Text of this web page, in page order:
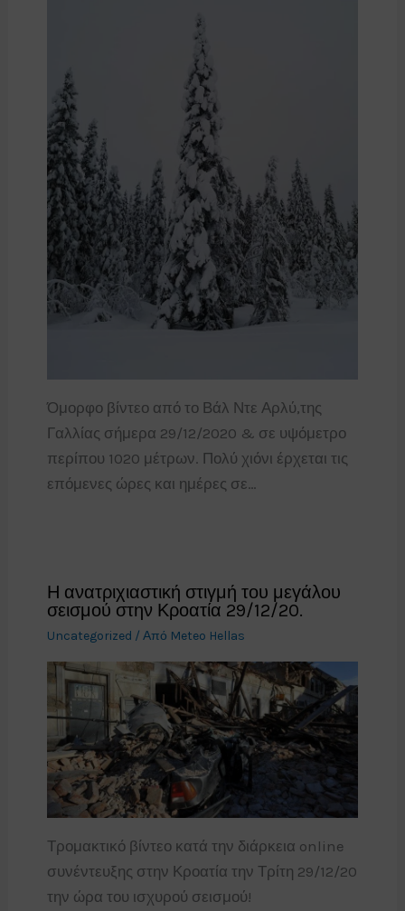
Όμορφο βίντεο από το Βάλ Ντε Αρλύ,της
Γαλλίας σήμερα 29/12/2020 & σε υψόμετρο
περίπου 1020 μέτρων. Πολύ χιόνι έρχεται τις
επόμενες ώρες και ημέρες σε…
Η ανατριχιαστική στιγμή του μεγάλου
σεισμού στην Κροατία 29/12/20.
Uncategorized / Από Meteo Hellas
Τρομακτικό βίντεο κατά την διάρκεια online
συνέντευξης στην Κροατία την Τρίτη 29/12/20
την ώρα του ισχυρού σεισμού!